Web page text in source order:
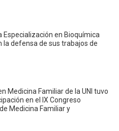
Especialización en Bioquímica
la defensa de sus trabajos de
Medicina Familiar de la UNI tuvo
en el IX Congreso
Medicina Familiar y